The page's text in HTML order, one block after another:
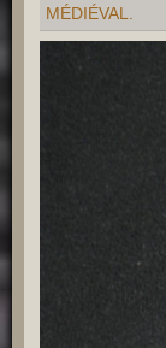
MÉDIÉVAL.